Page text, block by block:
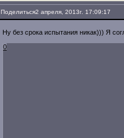
Поделиться2 апреля, 2013г. 17:09:17
Ну без срока испытания никак))) Я
0